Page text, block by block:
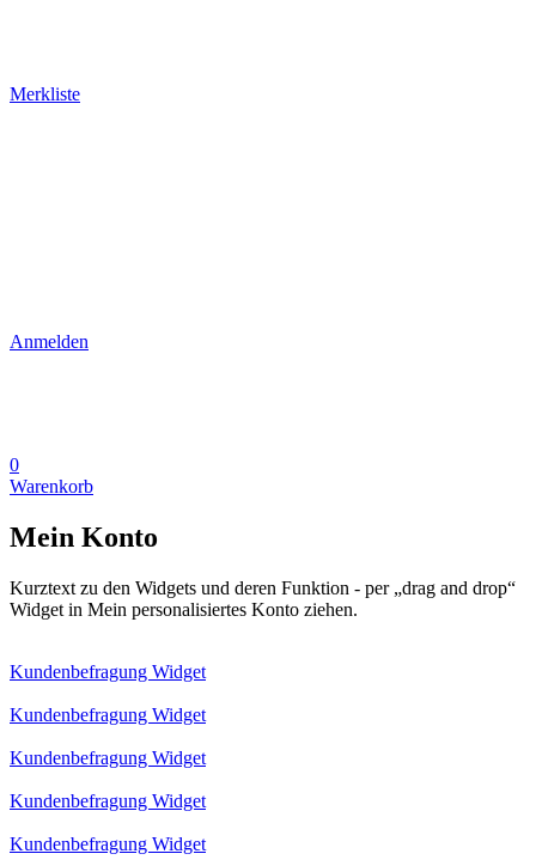
Merkliste
Anmelden
0
Warenkorb
Mein Konto
Kurztext zu den Widgets und deren Funktion - per „drag and drop“
Widget in Mein personalisiertes Konto ziehen.
Kundenbefragung Widget
Kundenbefragung Widget
Kundenbefragung Widget
Kundenbefragung Widget
Kundenbefragung Widget